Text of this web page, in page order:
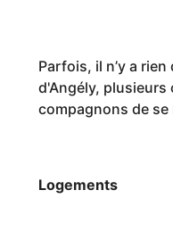
Parfois, il n’y a
d'Angély, plusieurs
compagnons de
Logements